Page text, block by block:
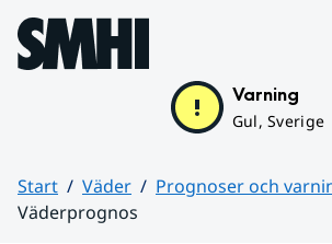
Hoppa till sidans innehåll
Varning
Gul, Sverige
Start Väder
Prognoser och
Väderprognos